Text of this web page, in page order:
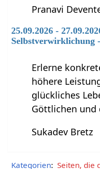
Pranavi
25.09.2026 -
Selbstverwirklichung
Erlerne
höhere
glückliches
Göttlichen
Sukadev Bretz
Kategorien: Seiten, die